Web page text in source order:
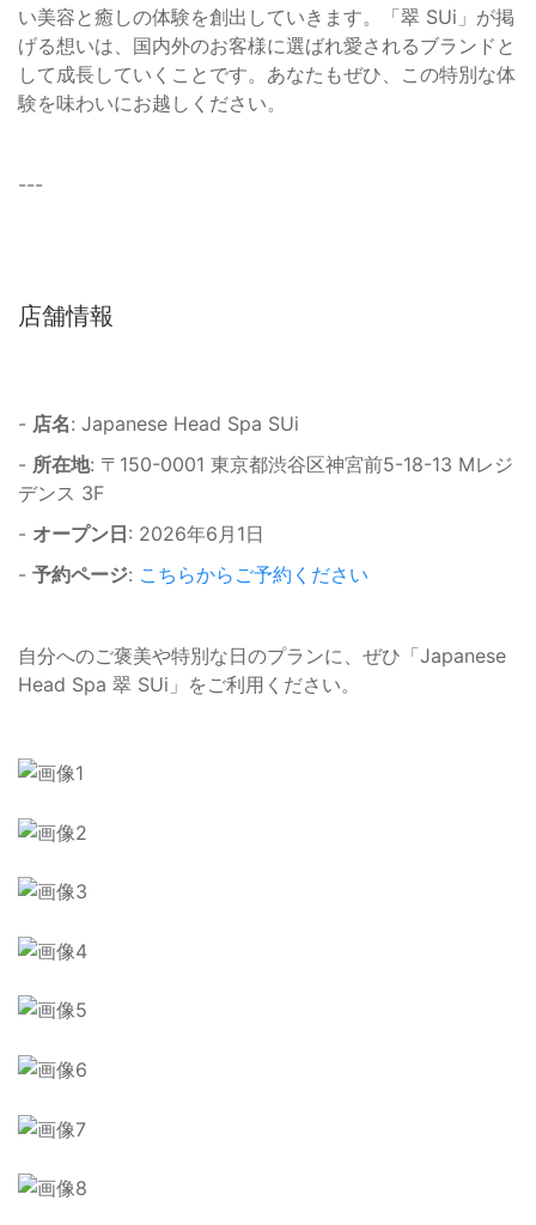
い美容と癒しの体験を創出していきます。「翠 SUi」が掲
げる想いは、国内外のお客様に選ばれ愛されるブランドと
して成長していくことです。あなたもぜひ、この特別な体
験を味わいにお越しください。
---
店舗情報
- 店名: Japanese Head Spa SUi
- 所在地: 〒150-0001 東京都渋谷区神宮前5-18-13 Mレジ
デンス 3F
- オープン日 : 2026年6月1日
- 予約ページ: こちらからご予約ください
自分へのご褒美や特別な日のプランに、ぜひ「Japanese
Head Spa 翠 SUi」をご利用ください。